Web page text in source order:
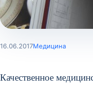
16.06.2017Медицина
Качественное